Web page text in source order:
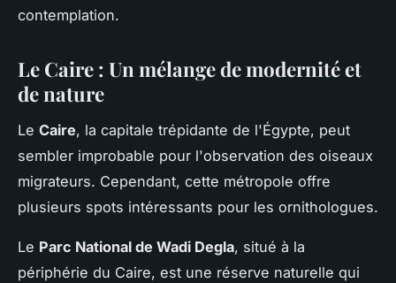
contemplation.
Le Caire : Un mélange de modernité et
de nature
Le Caire, la capitale trépidante de l'Égypte, peut
sembler improbable pour l'observation des oiseaux
migrateurs. Cependant, cette métropole offre
plusieurs spots intéressants pour les ornithologues.
Le Parc National de Wadi Degla, situé à la
périphérie du Caire, est une réserve naturelle qui